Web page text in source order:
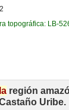
topográfica: LB-
la región
Uribe.